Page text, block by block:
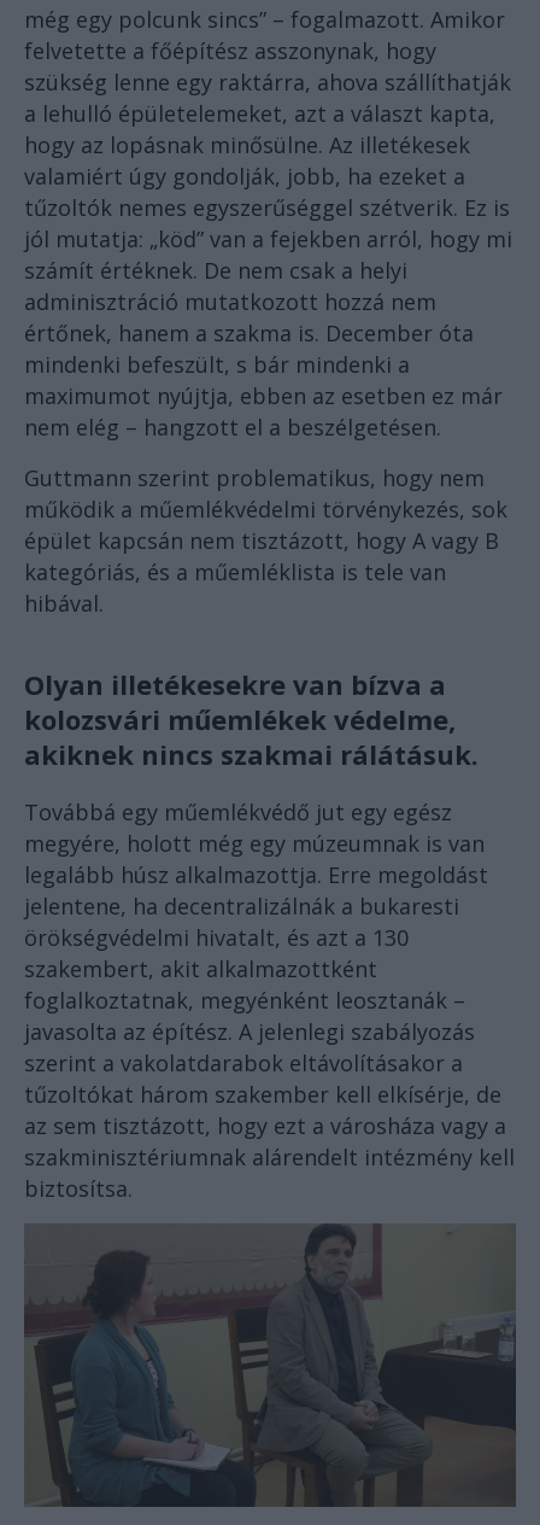
még egy polcunk sincs” – fogalmazott. Amikor
felvetette a főépítész asszonynak, hogy
szükség lenne egy raktárra, ahova szállíthatják
a lehulló épületelemeket, azt a választ kapta,
hogy az lopásnak minősülne. Az illetékesek
valamiért úgy gondolják, jobb, ha ezeket a
tűzoltók nemes egyszerűséggel szétverik. Ez is
jól mutatja: „köd” van a fejekben arról, hogy mi
számít értéknek. De nem csak a helyi
adminisztráció mutatkozott hozzá nem
értőnek, hanem a szakma is. December óta
mindenki befeszült, s bár mindenki a
maximumot nyújtja, ebben az esetben ez már
nem elég – hangzott el a beszélgetésen.
Guttmann szerint problematikus, hogy nem
működik a műemlékvédelmi törvénykezés, sok
épület kapcsán nem tisztázott, hogy A vagy B
kategóriás, és a műemléklista is tele van
hibával.
Olyan illetékesekre van bízva a
kolozsvári műemlékek védelme,
akiknek nincs szakmai rálátásuk.
Továbbá egy műemlékvédő jut egy egész
megyére, holott még egy múzeumnak is van
legalább húsz alkalmazottja. Erre megoldást
jelentene, ha decentralizálnák a bukaresti
örökségvédelmi hivatalt, és azt a 130
szakembert, akit alkalmazottként
foglalkoztatnak, megyénként leosztanák –
javasolta az építész. A jelenlegi szabályozás
szerint a vakolatdarabok eltávolításakor a
tűzoltókat három szakember kell elkísérje, de
az sem tisztázott, hogy ezt a városháza vagy a
szakminisztériumnak alárendelt intézmény kell
biztosítsa.